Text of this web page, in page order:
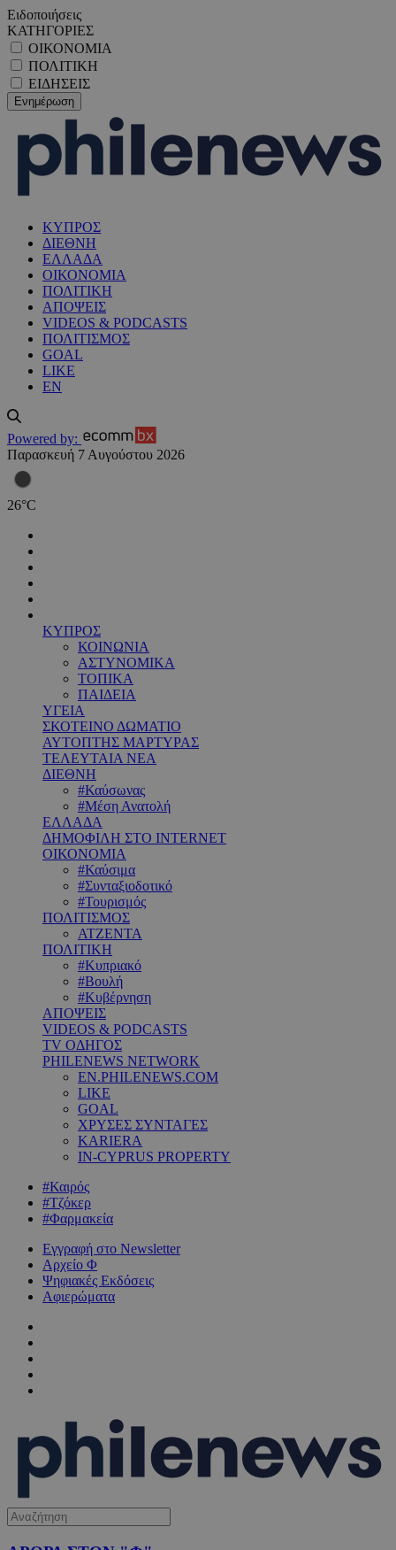
Ειδοποιήσεις
ΚΑΤΗΓΟΡΙΕΣ
ΟΙΚΟΝΟΜΙΑ
ΠΟΛΙΤΙΚΗ
ΕΙΔΗΣΕΙΣ
ΚΥΠΡΟΣ
ΔΙΕΘΝΗ
ΕΛΛΑΔΑ
ΟΙΚΟΝΟΜΙΑ
ΠΟΛΙΤΙΚΗ
ΑΠΟΨΕΙΣ
VIDEOS & PODCASTS
ΠΟΛΙΤΙΣΜΟΣ
GOAL
LIKE
EN
Powered by:
Παρασκευή 7 Αυγούστου 2026
26°C
ΚΥΠΡΟΣ
ΚΟΙΝΩΝΙΑ
ΑΣΤΥΝΟΜΙΚΑ
ΤΟΠΙΚΑ
ΠΑΙΔΕΙΑ
ΥΓΕΙΑ
ΣΚΟΤΕΙΝΟ ΔΩΜΑΤΙΟ
ΑΥΤΟΠΤΗΣ ΜΑΡΤΥΡΑΣ
ΤΕΛΕΥΤΑΙΑ ΝΕΑ
ΔΙΕΘΝΗ
#Καύσωνας
#Μέση Ανατολή
ΕΛΛΑΔΑ
ΔΗΜΟΦΙΛΗ ΣΤΟ INTERNET
ΟΙΚΟΝΟΜΙΑ
#Καύσιμα
#Συνταξιοδοτικό
#Τουρισμός
ΠΟΛΙΤΙΣΜΟΣ
ΑΤΖΕΝΤΑ
ΠΟΛΙΤΙΚΗ
#Κυπριακό
#Βουλή
#Κυβέρνηση
ΑΠΟΨΕΙΣ
VIDEOS & PODCASTS
TV ΟΔΗΓΟΣ
PHILENEWS NETWORK
EN.PHILENEWS.COM
LIKE
GOAL
ΧΡΥΣΕΣ ΣΥΝΤΑΓΕΣ
KARIERA
IN-CYPRUS PROPERTY
#Καιρός
#Τζόκερ
#Φαρμακεία
Εγγραφή στο Newsletter
Αρχείο Φ
Ψηφιακές Εκδόσεις
Αφιερώματα